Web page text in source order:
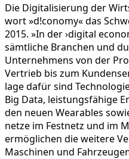
Die Digita­li­sie­rung der
wort »d!conomy« das
2015. »In der ›digital
sämtliche Branchen und
Unter­neh­mens von der
Vertrieb bis zum
lage dafür sind
Big Data, leistungs­fä­hige
den neuen Weara­bles
netze im Festnetz und im
ermög­li­chen die weitere
Maschinen und